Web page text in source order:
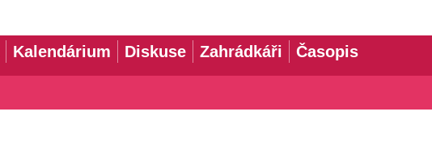
Kalendárium Diskuse Zahrádkáři Časopis